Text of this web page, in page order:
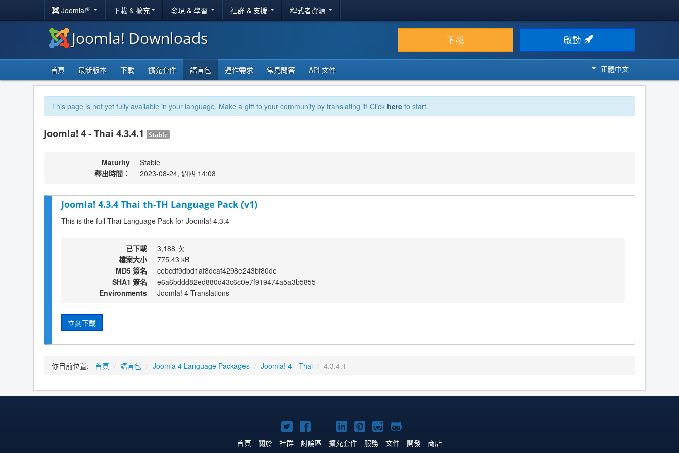
Joomla!® 下載 & 擴充 發現 & 學習 社群 & 支援 程式者資源
Joomla! Downloads 下載 啟動
首頁 最新版本 下載 擴充套件 語言包 運作需求 常見問答 API 文件 正體中文
This page is not yet fully available in your language. Make a gift to your community by translating it! Click here to start.
Joomla! 4 - Thai 4.3.4.1 Stable
Maturity
Stable
釋出時間：
2023-08-24, 週四 14:08
Joomla! 4.3.4 Thai th-TH Language Pack (v1)
This is the full Thai Language Pack for Joomla! 4.3.4
已下載
3,188 次
檔案大小
775.43 kB
MD5 簽名
cebcdf9dbd1af8dcaf4298e243bf80de
SHA1 簽名
e6a6bddd82ed880d43c6c0e7f919474a5a3b5855
Environments
Joomla! 4 Translations
立刻下載
你目前位置: 首頁 / 語言包 / Joomla 4 Language Packages / Joomla! 4 - Thai / 4.3.4.1
Twitter
上
Facebook
上
YouTube
上
Linkedln
上
Pinterest
上
Instagram
上
GitHub
上
首頁 關於 社群 討論區 擴充套件 服務 文件 開發 商店